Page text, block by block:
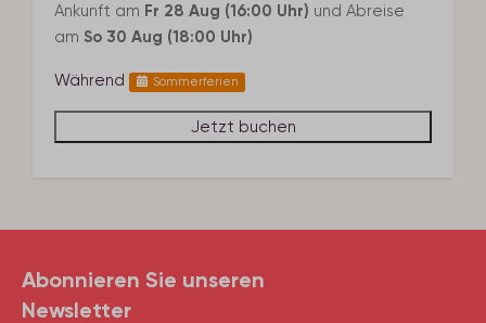
Ankunft am Fr 28 Aug (16:00 Uhr) und Abreise
am So 30 Aug (18:00 Uhr)
Während Sommerferien
Jetzt buchen
Abonnieren Sie unseren
Newsletter